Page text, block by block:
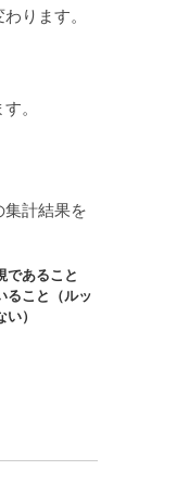
ります。
。
集計結果を
であること
ること（ルッ
）